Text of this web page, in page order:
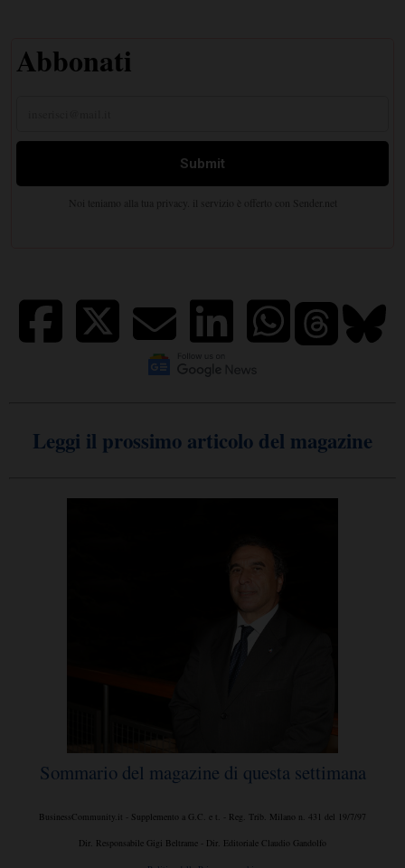
Leggi il prossimo articolo del magazine
Sommario del magazine di questa settimana
BusinessCommunity.it - Supplemento a G.C. e t. - Reg. Trib. Milano n. 431 del 19/7/97
Dir. Responsabile Gigi Beltrame - Dir. Editoriale Claudio Gandolfo